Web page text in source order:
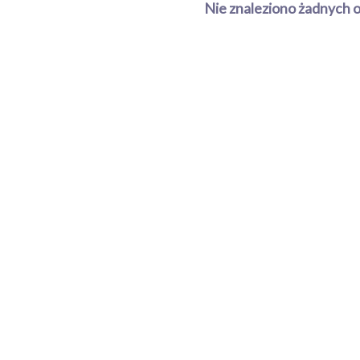
Nie znaleziono żadnych